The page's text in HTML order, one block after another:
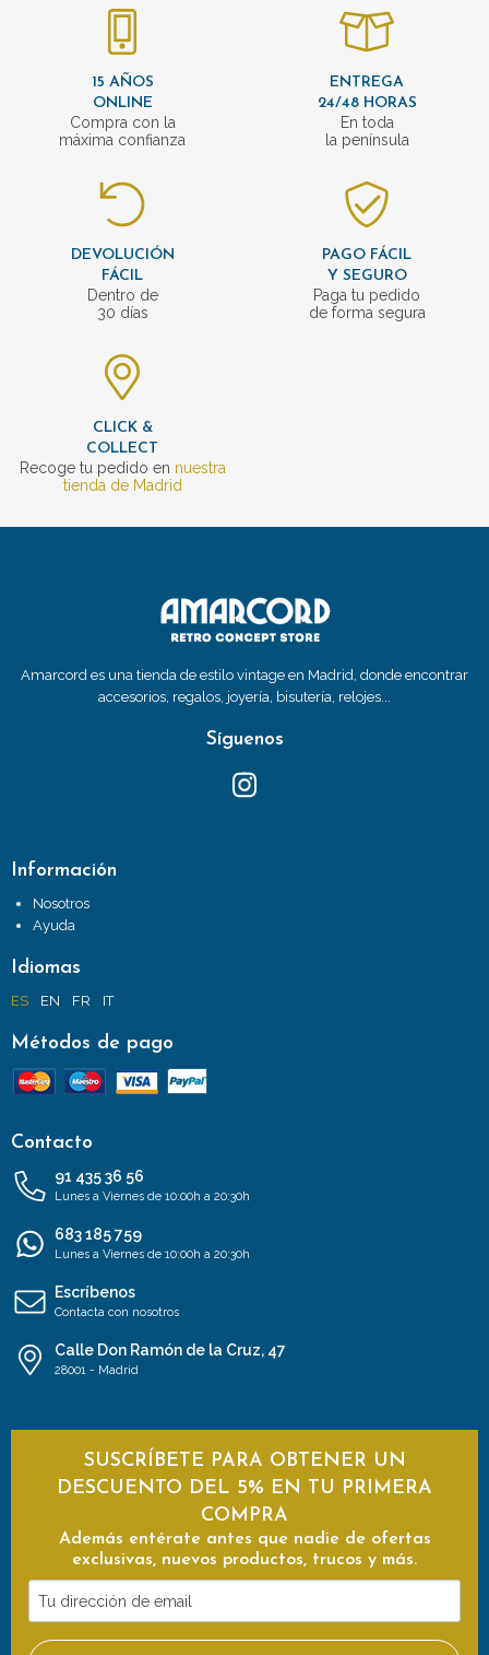
15 AÑOS
ONLINE
Compra con la
máxima confianza
ENTREGA
24/48 HORAS
En toda
la península
DEVOLUCIÓN
FÁCIL
Dentro de
30 días
PAGO FÁCIL
Y SEGURO
Paga tu pedido
de forma segura
CLICK &
COLLECT
Recoge tu pedido en nuestra
tienda de Madrid
Amarcord es una tienda de estilo vintage en Madrid, donde encontrar
accesorios, regalos, joyería, bisutería, relojes...
Síguenos
Información
Nosotros
Ayuda
Idiomas
ES EN FR IT
Métodos de pago
Contacto
91 435 36 56
Lunes a Viernes de 10:00h a 20:30h
683 185 759
Lunes a Viernes de 10:00h a 20:30h
Escríbenos
Contacta con nosotros
Calle Don Ramón de la Cruz, 47
28001 - Madrid
SUSCRÍBETE PARA OBTENER UN
DESCUENTO DEL 5% EN TU PRIMERA
COMPRA
Además entérate antes que nadie de ofertas
exclusivas, nuevos productos, trucos y más.
Tu
dirección
de